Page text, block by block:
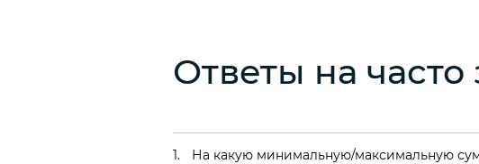
Ответы на
На какую минимальную/максимальную